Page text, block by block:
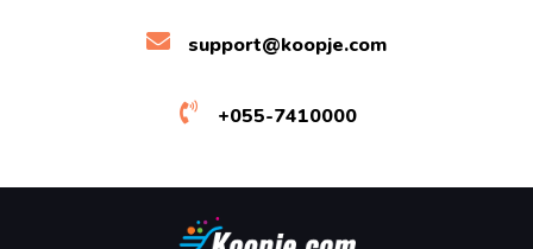
support@koopje.com
+055-7410000